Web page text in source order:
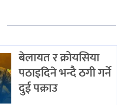
बेलायत र क्रोयसिया
पठाइदिने भन्दै ठगी गर्ने
दुई पक्राउ